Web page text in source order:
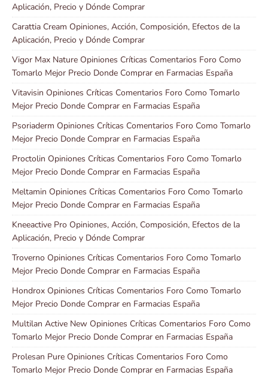
Aplicación, Precio y Dónde Comprar
Carattia Cream Opiniones, Acción, Composición, Efectos de la
Aplicación, Precio y Dónde Comprar
Vigor Max Nature Opiniones Críticas Comentarios Foro Como
Tomarlo Mejor Precio Donde Comprar en Farmacias España
Vitavisin Opiniones Críticas Comentarios Foro Como Tomarlo
Mejor Precio Donde Comprar en Farmacias España
Psoriaderm Opiniones Críticas Comentarios Foro Como Tomarlo
Mejor Precio Donde Comprar en Farmacias España
Proctolin Opiniones Críticas Comentarios Foro Como Tomarlo
Mejor Precio Donde Comprar en Farmacias España
Meltamin Opiniones Críticas Comentarios Foro Como Tomarlo
Mejor Precio Donde Comprar en Farmacias España
Kneeactive Pro Opiniones, Acción, Composición, Efectos de la
Aplicación, Precio y Dónde Comprar
Troverno Opiniones Críticas Comentarios Foro Como Tomarlo
Mejor Precio Donde Comprar en Farmacias España
Hondrox Opiniones Críticas Comentarios Foro Como Tomarlo
Mejor Precio Donde Comprar en Farmacias España
Multilan Active New Opiniones Críticas Comentarios Foro Como
Tomarlo Mejor Precio Donde Comprar en Farmacias España
Prolesan Pure Opiniones Críticas Comentarios Foro Como
Tomarlo Mejor Precio Donde Comprar en Farmacias España